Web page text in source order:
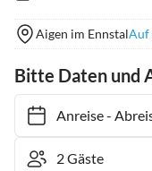
Aigen im EnnstalAuf
Bitte Daten und
Anreise- Abreise